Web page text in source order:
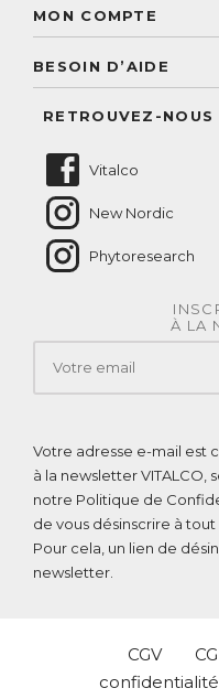
Paiement sécurisé
Conseils personnalisés
Conseil personnalisé
MON COMPTE
BESOIN D’AIDE
RETROUVEZ-NOUS
Vitalco
New Nordic
Phytoresearch
À LA
Votre adresse e-mail est
à la newsletter VITALCO,
notre Politique de
de vous désinscrire à
Pour cela, un lien de
newsletter.
CGV
confidentialité